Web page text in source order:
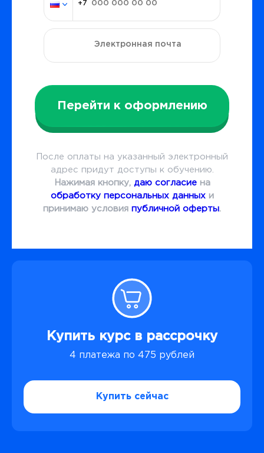
Перейти к оформлению
После оплаты на указанный электронный
адрес придут доступы к обучению.
Нажимая кнопку, даю согласиена
обработку персональных данныхи
принимаю условия публичной оферты.
Купить курс в рассрочку
4 платежа по 475 рублей
Купить сейчас